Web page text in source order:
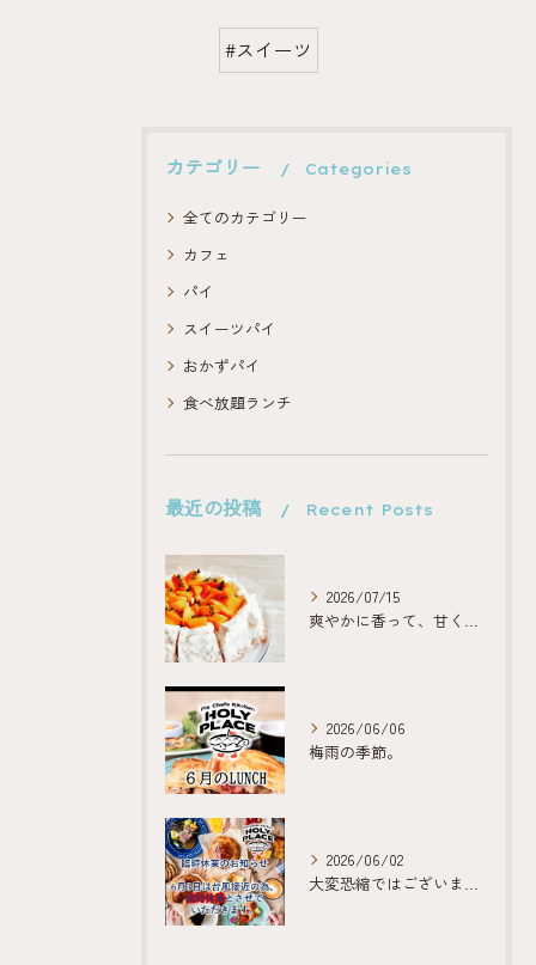
#スイーツ
カテゴリー Categories
全てのカテゴリー
カフェ
パイ
スイーツパイ
おかずパイ
食べ放題ランチ
最近の投稿 Recent Posts
2026/07/15
爽やかに香って、甘くほどける。
2026/06/06
梅雨の季節。
2026/06/02
大変恐縮ではございますが、